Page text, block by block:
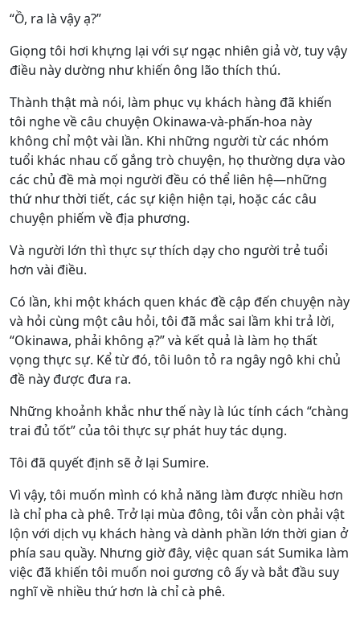
“Ồ, ra là vậy ạ?”
Giọng tôi hơi khựng lại với sự ngạc nhiên giả vờ, tuy vậy
điều này dường như khiến ông lão thích thú.
Thành thật mà nói, làm phục vụ khách hàng đã khiến
tôi nghe về câu chuyện Okinawa-và-phấn-hoa này
không chỉ một vài lần. Khi những người từ các nhóm
tuổi khác nhau cố gắng trò chuyện, họ thường dựa vào
các chủ đề mà mọi người đều có thể liên hệ—những
thứ như thời tiết, các sự kiện hiện tại, hoặc các câu
chuyện phiếm về địa phương.
Và người lớn thì thực sự thích dạy cho người trẻ tuổi
hơn vài điều.
Có lần, khi một khách quen khác đề cập đến chuyện này
và hỏi cùng một câu hỏi, tôi đã mắc sai lầm khi trả lời,
“Okinawa, phải không ạ?” và kết quả là làm họ thất
vọng thực sự. Kể từ đó, tôi luôn tỏ ra ngây ngô khi chủ
đề này được đưa ra.
Những khoảnh khắc như thế này là lúc tính cách “chàng
trai đủ tốt” của tôi thực sự phát huy tác dụng.
Tôi đã quyết định sẽ ở lại Sumire.
Vì vậy, tôi muốn mình có khả năng làm được nhiều hơn
là chỉ pha cà phê. Trở lại mùa đông, tôi vẫn còn phải vật
lộn với dịch vụ khách hàng và dành phần lớn thời gian ở
phía sau quầy. Nhưng giờ đây, việc quan sát Sumika làm
việc đã khiến tôi muốn noi gương cô ấy và bắt đầu suy
nghĩ về nhiều thứ hơn là chỉ cà phê.